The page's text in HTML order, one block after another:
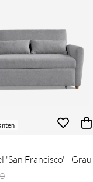
'San Francisco' - Grau
Preis: